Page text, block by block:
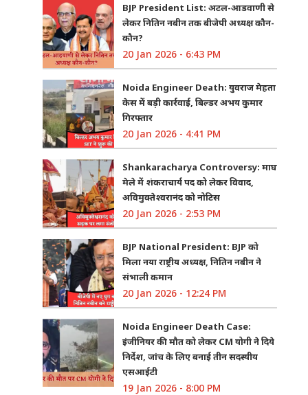
BJP President List: अटल-आडवाणी से
लेकर नितिन नबीन तक बीजेपी अध्यक्ष कौन-
कौन?
20 Jan 2026 - 6:43 PM
Noida Engineer Death: युवराज मेहता
केस में बड़ी कार्रवाई, बिल्डर अभय कुमार
गिरफ्तार
20 Jan 2026 - 4:41 PM
Shankaracharya Controversy: माघ
मेले में शंकराचार्य पद को लेकर विवाद,
अविमुक्तेश्वरानंद को नोटिस
20 Jan 2026 - 2:53 PM
BJP National President: BJP को
मिला नया राष्ट्रीय अध्यक्ष, नितिन नबीन ने
संभाली कमान
20 Jan 2026 - 12:24 PM
Noida Engineer Death Case:
इंजीनियर की मौत को लेकर CM योगी ने दिये
निर्देश, जांच के लिए बनाई तीन सदस्यीय
एसआईटी
19 Jan 2026 - 8:00 PM